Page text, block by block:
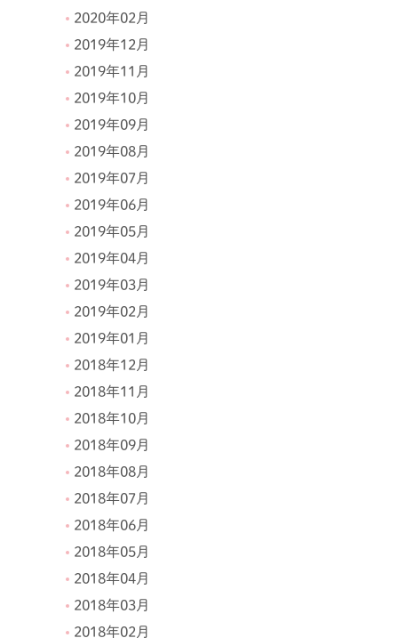
2020年02月
2019年12月
2019年11月
2019年10月
2019年09月
2019年08月
2019年07月
2019年06月
2019年05月
2019年04月
2019年03月
2019年02月
2019年01月
2018年12月
2018年11月
2018年10月
2018年09月
2018年08月
2018年07月
2018年06月
2018年05月
2018年04月
2018年03月
2018年02月